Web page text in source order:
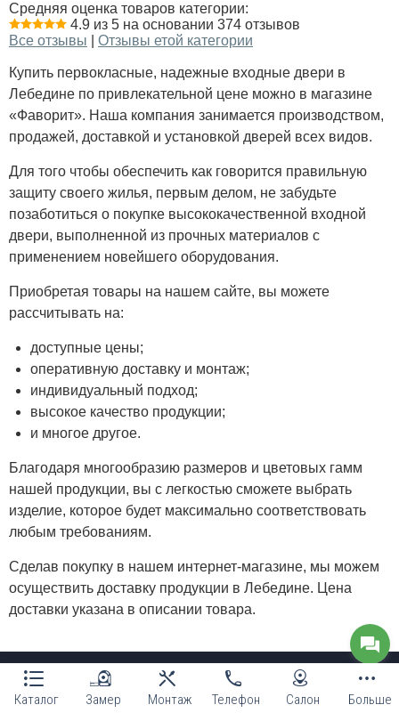
Каталог Замер Монтаж Телефон Салон Больше
Средняя оценка товаров категории:
4.9 из 5 на основании 374 отзывов
Все отзывы
Отзывы етой категории
Купить первокласные, надежные входные двери в
Лебедине по привлекательной цене можно в магазине
«Фаворит». Наша компания занимается производством,
продажей, доставкой и установкой дверей всех видов.
Для того чтобы обеспечить как говорится правильную
защиту своего жилья, первым делом, не забудьте
позаботиться о покупке высококачественной входной
двери, выполненной из прочных материалов с
применением новейшего оборудования.
Приобретая товары на нашем сайте, вы можете
рассчитывать на:
доступные цены;
оперативную доставку и монтаж;
индивидуальный подход;
высокое качество продукции;
и многое другое.
Благодаря многообразию размеров и цветовых гамм
нашей продукции, вы с легкостью сможете выбрать
изделие, которое будет максимально соответствовать
любым требованиям.
Сделав покупку в нашем интернет-магазине, мы можем
осуществить доставку продукции в Лебедине. Цена
доставки указана в описании товара.
Мы в социальных сетях: